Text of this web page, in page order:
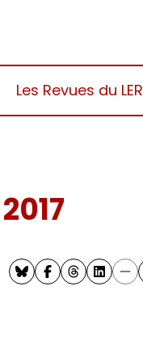
Les Revues du LER